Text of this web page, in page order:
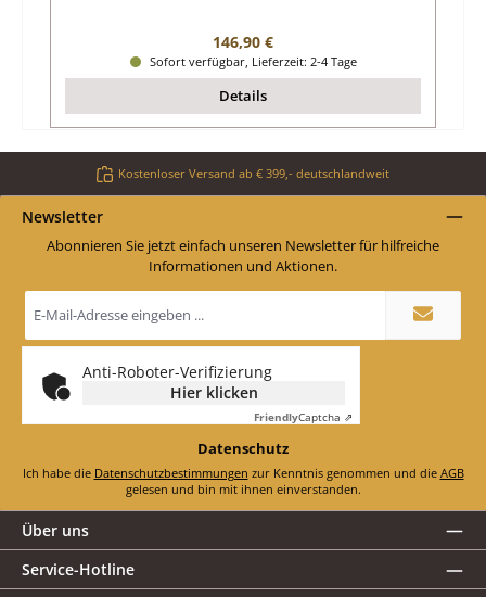
Regulärer Preis:
146,90 €
Sofort verfügbar, Lieferzeit: 2-4 Tage
Details
Kostenloser Versand ab € 399,- deutschlandweit
Newsletter
Abonnieren Sie jetzt einfach unseren Newsletter für hilfreiche
Informationen und Aktionen.
E-
Mail-
*
Anti-Roboter-Verifizierung
Hier klicken
FriendlyCaptcha ⇗
Datenschutz
Ich habe die Datenschutzbestimmungen zur Kenntnis genommen und die AGB
gelesen und bin mit ihnen einverstanden.
Über uns
Service-Hotline